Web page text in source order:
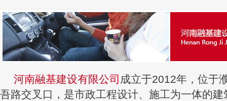
河南融基建设有限公司 成立于2012年，位于
吾路交叉口，是市政工程设计、施工为一体的